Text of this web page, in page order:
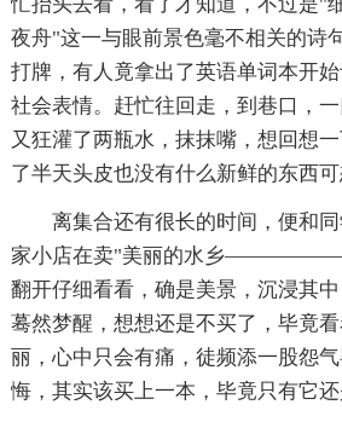
夜舟"这一与眼前景色毫不相关的诗
打牌，有人竟拿出了英语单词本开
社会表情。赶忙往回走，到巷口，
又狂灌了两瓶水，抹抹嘴，想回想
了半天头皮也没有什么新鲜的东西可
离集合还有很长的时间，便和
家小店在卖"美丽的水乡——————
翻开仔细看看，确是美景，沉浸其
蓦然梦醒，想想还是不买了，毕竟
丽，心中只会有痛，徒频添一股怨
悔，其实该买上一本，毕竟只有它